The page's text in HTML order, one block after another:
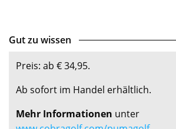
Gut zu wissen
Preis: ab € 34,95.
Ab sofort im Handel erhältlich.
Mehr Informationen unter